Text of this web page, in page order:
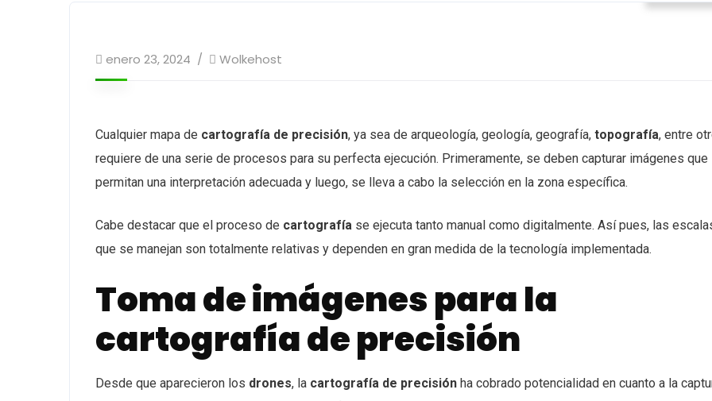
enero 23, 2024 Wolkehost
Cualquier mapa de cartografía de precisión, ya sea de arqueología, geología, geografía, topografía, entre
requiere de una serie de procesos para su perfecta ejecución. Primeramente, se deben capturar imágenes que
permitan una interpretación adecuada y luego, se lleva a cabo la selección en la zona específica.
Cabe destacar que el proceso de cartografía se ejecuta tanto manual como digitalmente. Así pues, las
que se manejan son totalmente relativas y dependen en gran medida de la tecnología implementada.
Toma de imágenes para la
cartografía de precisión
Desde que aparecieron los drones, la cartografía de precisión ha cobrado potencialidad en cuanto a la